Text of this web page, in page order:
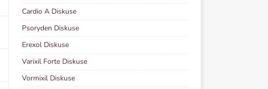
Cardio A Diskuse
Psoryden Diskuse
Erexol Diskuse
Varixil Forte Diskuse
Vormixil Diskuse